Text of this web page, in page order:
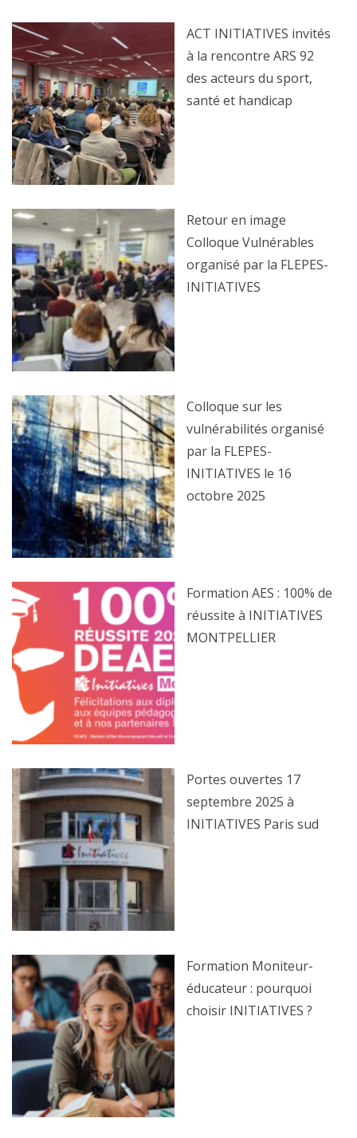
ACT INITIATIVES invités
à la rencontre ARS 92
des acteurs du sport,
santé et handicap
Retour en image
Colloque Vulnérables
organisé par la FLEPES-
INITIATIVES
Colloque sur les
vulnérabilités organisé
par la FLEPES-
INITIATIVES le 16
octobre 2025
Formation AES : 100% de
réussite à INITIATIVES
MONTPELLIER
Portes ouvertes 17
septembre 2025 à
INITIATIVES Paris sud
Formation Moniteur-
éducateur : pourquoi
choisir INITIATIVES ?